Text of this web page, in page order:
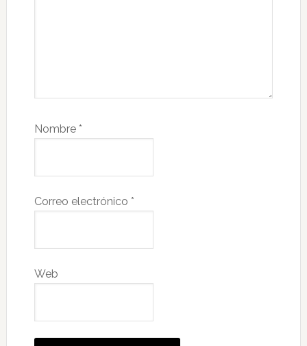
Nombre *
Correo electrónico *
Web